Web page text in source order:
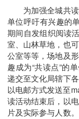
为加强全城共读
单位呼吁有兴趣的
期间自发组织阅读
室、山林草地，也
公室等等，场地及
趣成为“共读点”的
递交至文化局辖下
以电邮方式发送至
读活动结束后，以
片及实际参与人数